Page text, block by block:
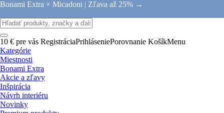
Bonami Extra × Micadoni | Zľava až 25% →
10 € pre vás RegistráciaPrihláseniePorovnanie KošíkMenu
Kategórie
Miestnosti
Bonami Extra
Akcie a zľavy
Inšpirácia
Návrh interiéru
Novinky